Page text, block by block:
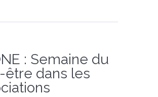
: Semaine du
être dans les